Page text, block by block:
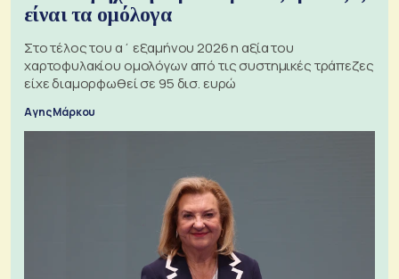
είναι τα ομόλογα
Στο τέλος του α΄ εξαμήνου 2026 η αξία του
χαρτοφυλακίου ομολόγων από τις συστημικές τράπεζες
είχε διαμορφωθεί σε 95 δισ. ευρώ
Αγης Μάρκου